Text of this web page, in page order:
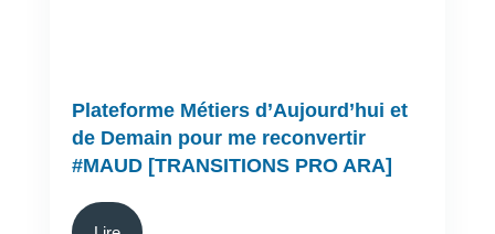
Plateforme Métiers d’Aujourd’hui et
de Demain pour me reconvertir
#MAUD [TRANSITIONS PRO ARA]